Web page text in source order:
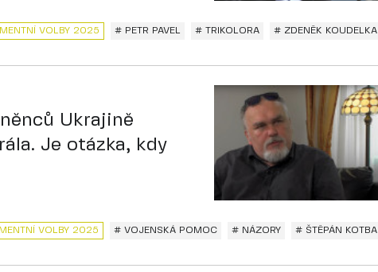
VOLBY 2025 # PETR PAVEL # TRIKOLORA # ZDENĚK KOUDELKA
Ukrajině
Je otázka, kdy
# VOJENSKÁ POMOC
VOLBY 2025 # NÁZORY # ŠTĚPÁN KOTBA